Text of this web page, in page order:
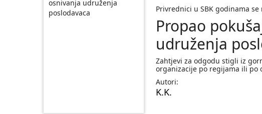
Privrednici u SBK godinama
Propao
udruženja
Zahtjevi za odgodu stigli iz
organizacije po regijama ili po
Autori:
K.K.